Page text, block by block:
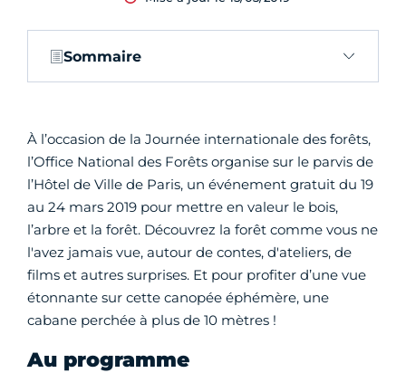
Sommaire
À l’occasion de la Journée internationale des forêts,
l’Office National des Forêts organise sur le parvis de
l’Hôtel de Ville de Paris, un événement gratuit du 19
au 24 mars 2019 pour mettre en valeur le bois,
l’arbre et la forêt. Découvrez la forêt comme vous ne
l'avez jamais vue, autour de contes, d'ateliers, de
films et autres surprises. Et pour profiter d’une vue
étonnante sur cette canopée éphémère, une
cabane perchée à plus de 10 mètres !
Au programme